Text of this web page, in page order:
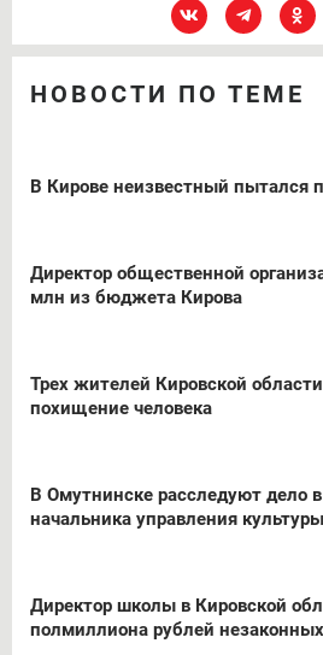
НОВОСТИ ПО ТЕМЕ
В Кирове неизвестный пытался
Директор общественной
млн из бюджета Кирова
Трех жителей Кировской
похищение человека
В Омутнинске расследуют дело
начальника управления культуры
Директор школы в Кировской
полмиллиона рублей